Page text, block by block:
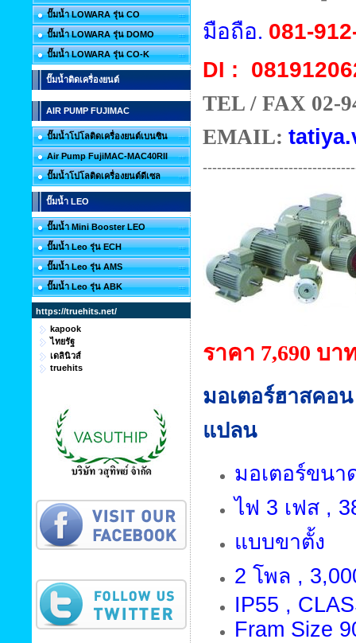
ปั๊มน้ำ LOWARA รุ่น CO
ปั๊มน้ำ LOWARA รุ่น DOMO
ปั๊มน้ำ LOWARA รุ่น CO-K
ปั๊มน้ำติดเครื่องยนต์
AIR PUMP FUJIMAC
ปั๊มน้ำโปโลติดเครื่องยนต์เบนซิน
Air Pump FujiMAC-MAC40RII
ปั๊มน้ำโปโลติดเครื่องยนต์ดีเซล
ปั๊มน้ำ LEO
ปั๊มน้ำ Mini Booster LEO
ปั๊มน้ำ Leo รุ่น ECH
ปั๊มน้ำ Leo รุ่น AMS
ปั๊มน้ำ Leo รุ่น ABK
https://truehits.net/
kapook
ไทยรัฐ
เดลินิวส์
truehits
มือถือ. 081-
DI :
TEL / FAX 02-
EMAIL: tatiya.
ราคา 7,690 บา
มอเตอร์ฮาสคอ
แปลน
มอเตอร์ขนา
ไฟ 3 เฟส ,
แบบขาตั้ง
2 โพล ,
IP55 ,
Fram Size